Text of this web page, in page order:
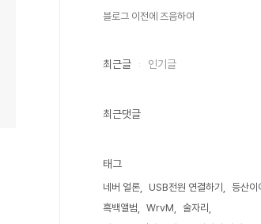
블로그 이전에 즈음하여
최근글 인기글
최근댓글
태그
네버 얼론 USB전원 연결하기
등산이
흑백앨범
WrvM
술자리